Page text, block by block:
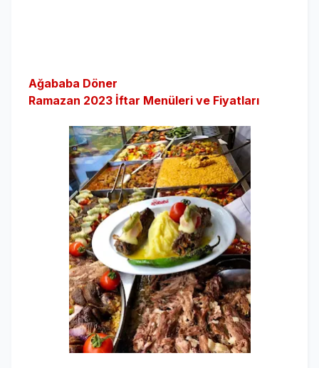
Ağababa Döner
Ramazan 2023 İftar Menüleri ve Fiyatları